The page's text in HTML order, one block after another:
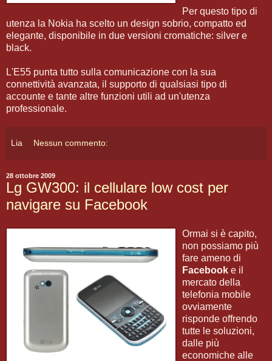
Per questo tipo di
utenza la Nokia ha scelto un design sobrio, compatto ed
elegante, disponibile in due versioni cromatiche: silver e
black.
L'E55 punta tutto sulla comunicazione con la sua
connettività avanzata, il supporto di qualsiasi tipo di
accounte e tante altre funzioni utili ad un'utenza
professionale.
Lia Nessun commento:
28 ottobre 2009
Lg GW300: il cellulare low cost per
navigare su Facebook
Ormai si è capito,
non possiamo più
fare ameno di
Facebook e il
mercato della
telefonia mobile
ovviamente
risponde offrendo
tutte le soluzioni,
dalle più
economiche alle